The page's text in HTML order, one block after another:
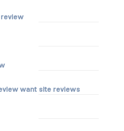
want site reviews